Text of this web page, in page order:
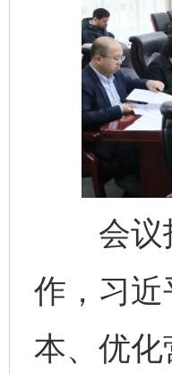
会议指
作，习
本、优